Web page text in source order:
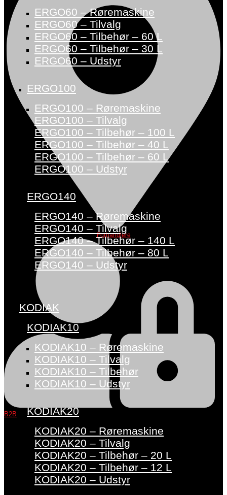
Forhandlere
B2B
ERGO60 – Røremaskine
ERGO60 – Tilvalg
ERGO60 – Tilbehør – 60 L
ERGO60 – Tilbehør – 30 L
ERGO60 – Udstyr
ERGO100
ERGO100 – Røremaskine
ERGO100 – Tilvalg
ERGO100 – Tilbehør – 100 L
ERGO100 – Tilbehør – 40 L
ERGO100 – Tilbehør – 60 L
ERGO100 – Udstyr
ERGO140
ERGO140 – Røremaskine
ERGO140 – Tilvalg
ERGO140 – Tilbehør – 140 L
ERGO140 – Tilbehør – 80 L
ERGO140 – Udstyr
KODIAK
KODIAK10
KODIAK10 – Røremaskine
KODIAK10 – Tilvalg
KODIAK10 – Tilbehør
KODIAK10 – Udstyr
KODIAK20
KODIAK20 – Røremaskine
KODIAK20 – Tilvalg
KODIAK20 – Tilbehør – 20 L
KODIAK20 – Tilbehør – 12 L
KODIAK20 – Udstyr